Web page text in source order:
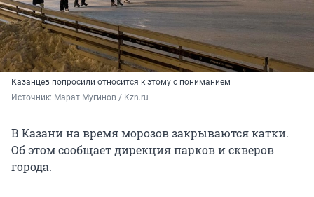
Казанцев попросили относится к этому с пониманием
Источник: Марат Мугинов / Kzn.ru
В Казани на время морозов закрываются катки.
Об этом сообщает дирекция парков и скверов
города.